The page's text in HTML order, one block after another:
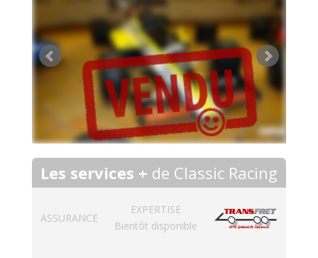
Les services + de Classic Racing
ASSURANCE
EXPERTISE
Bientôt disponible